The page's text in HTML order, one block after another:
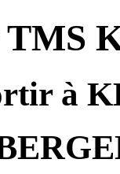
TMS
à